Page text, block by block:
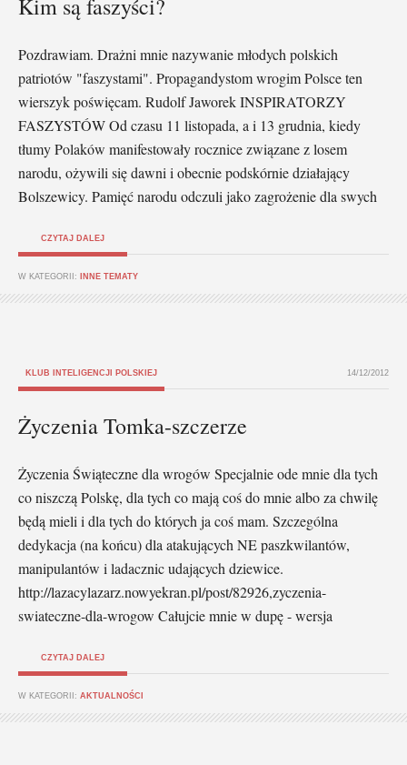
Kim są faszyści?
Pozdrawiam. Drażni mnie nazywanie młodych polskich
patriotów "faszystami". Propagandystom wrogim Polsce ten
wierszyk poświęcam. Rudolf Jaworek INSPIRATORZY
FASZYSTÓW Od czasu 11 listopada, a i 13 grudnia, kiedy
tłumy Polaków manifestowały rocznice związane z losem
narodu, ożywili się dawni i obecnie podskórnie działający
Bolszewicy. Pamięć narodu odczuli jako zagrożenie dla swych
CZYTAJ DALEJ
W KATEGORII: INNE TEMATY
KLUB INTELIGENCJI POLSKIEJ 14/12/2012
Życzenia Tomka-szczerze
Życzenia Świąteczne dla wrogów Specjalnie ode mnie dla tych
co niszczą Polskę, dla tych co mają coś do mnie albo za chwilę
będą mieli i dla tych do których ja coś mam. Szczególna
dedykacja (na końcu) dla atakujących NE paszkwilantów,
manipulantów i ladacznic udających dziewice.
http://lazacylazarz.nowyekran.pl/post/82926,zyczenia-
swiateczne-dla-wrogow Całujcie mnie w dupę - wersja
CZYTAJ DALEJ
W KATEGORII: AKTUALNOŚCI